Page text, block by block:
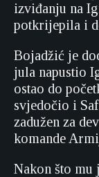
izviđanju na
potkrijepila i
Bojadžić je
jula napustio
ostao do
svjedočio i
zadužen za
komande
Nakon što mu